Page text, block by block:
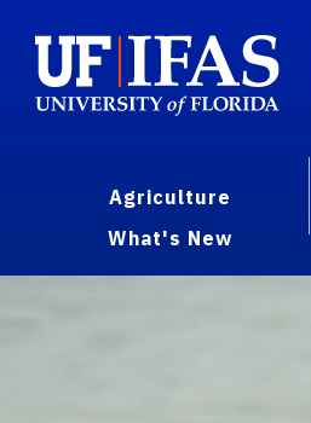
Agriculture
What's New